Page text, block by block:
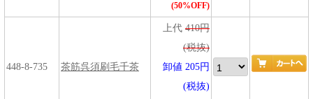
(50%OFF)
448-8-735 茶筋呉須刷毛千茶
上代 410円
(税抜)
卸値 205円
(税抜)